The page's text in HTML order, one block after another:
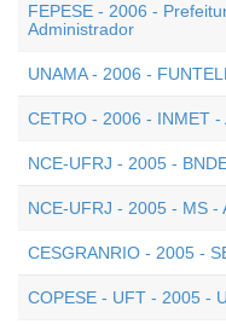
FEPESE - 2006 -
Administrador
UNAMA - 2006 -
CETRO - 2006 - INMET -
NCE-UFRJ - 2005 -
NCE-UFRJ - 2005 - MS -
CESGRANRIO - 2005 -
COPESE - UFT - 2005 -